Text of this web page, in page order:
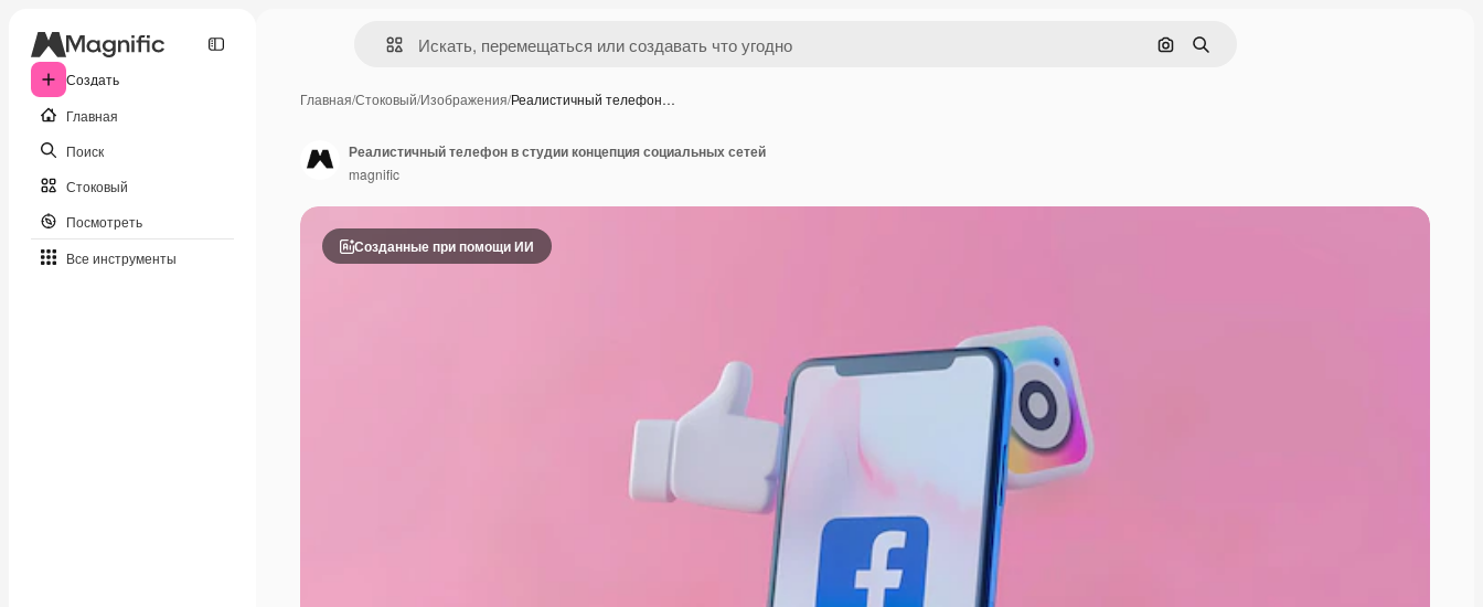
Создать
Главная
Поиск
Стоковый
Посмотреть
Все инструменты
Поиск по изображению
Поиск
Главная/Стоковый/Изображения/Реалистичный телефон…
Созданные при помощи ИИ
Реалистичный телефон в студии концепция социальных сетей
magnific